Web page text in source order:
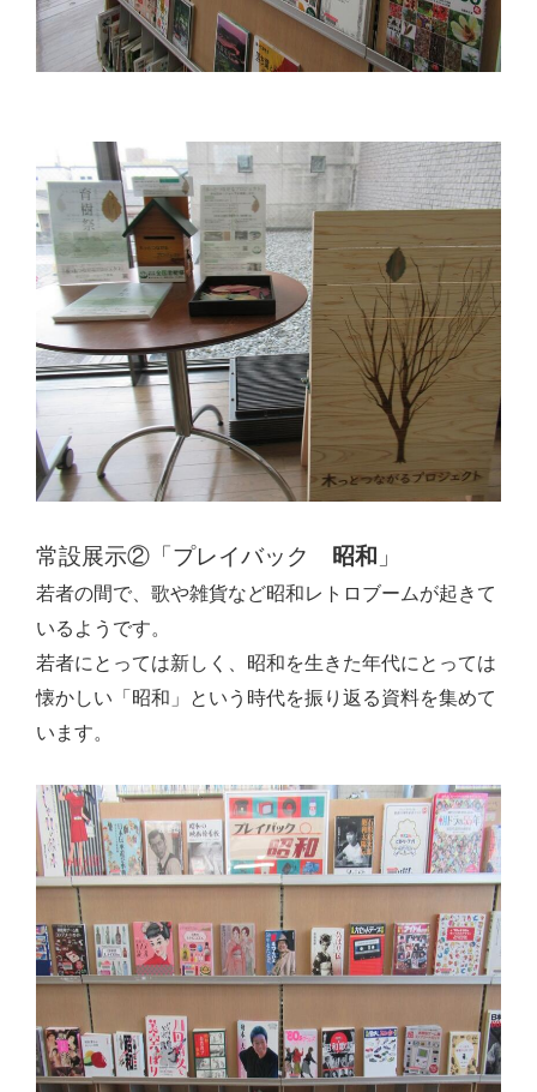
常設展示②「プレイバック 昭和 」
若者の間で、歌や雑貨など昭和レトロブームが起きて
いるようです。
若者にとっては新しく、昭和を生きた年代にとっては
懐かしい「昭和」という時代を振り返る資料を集めて
います。